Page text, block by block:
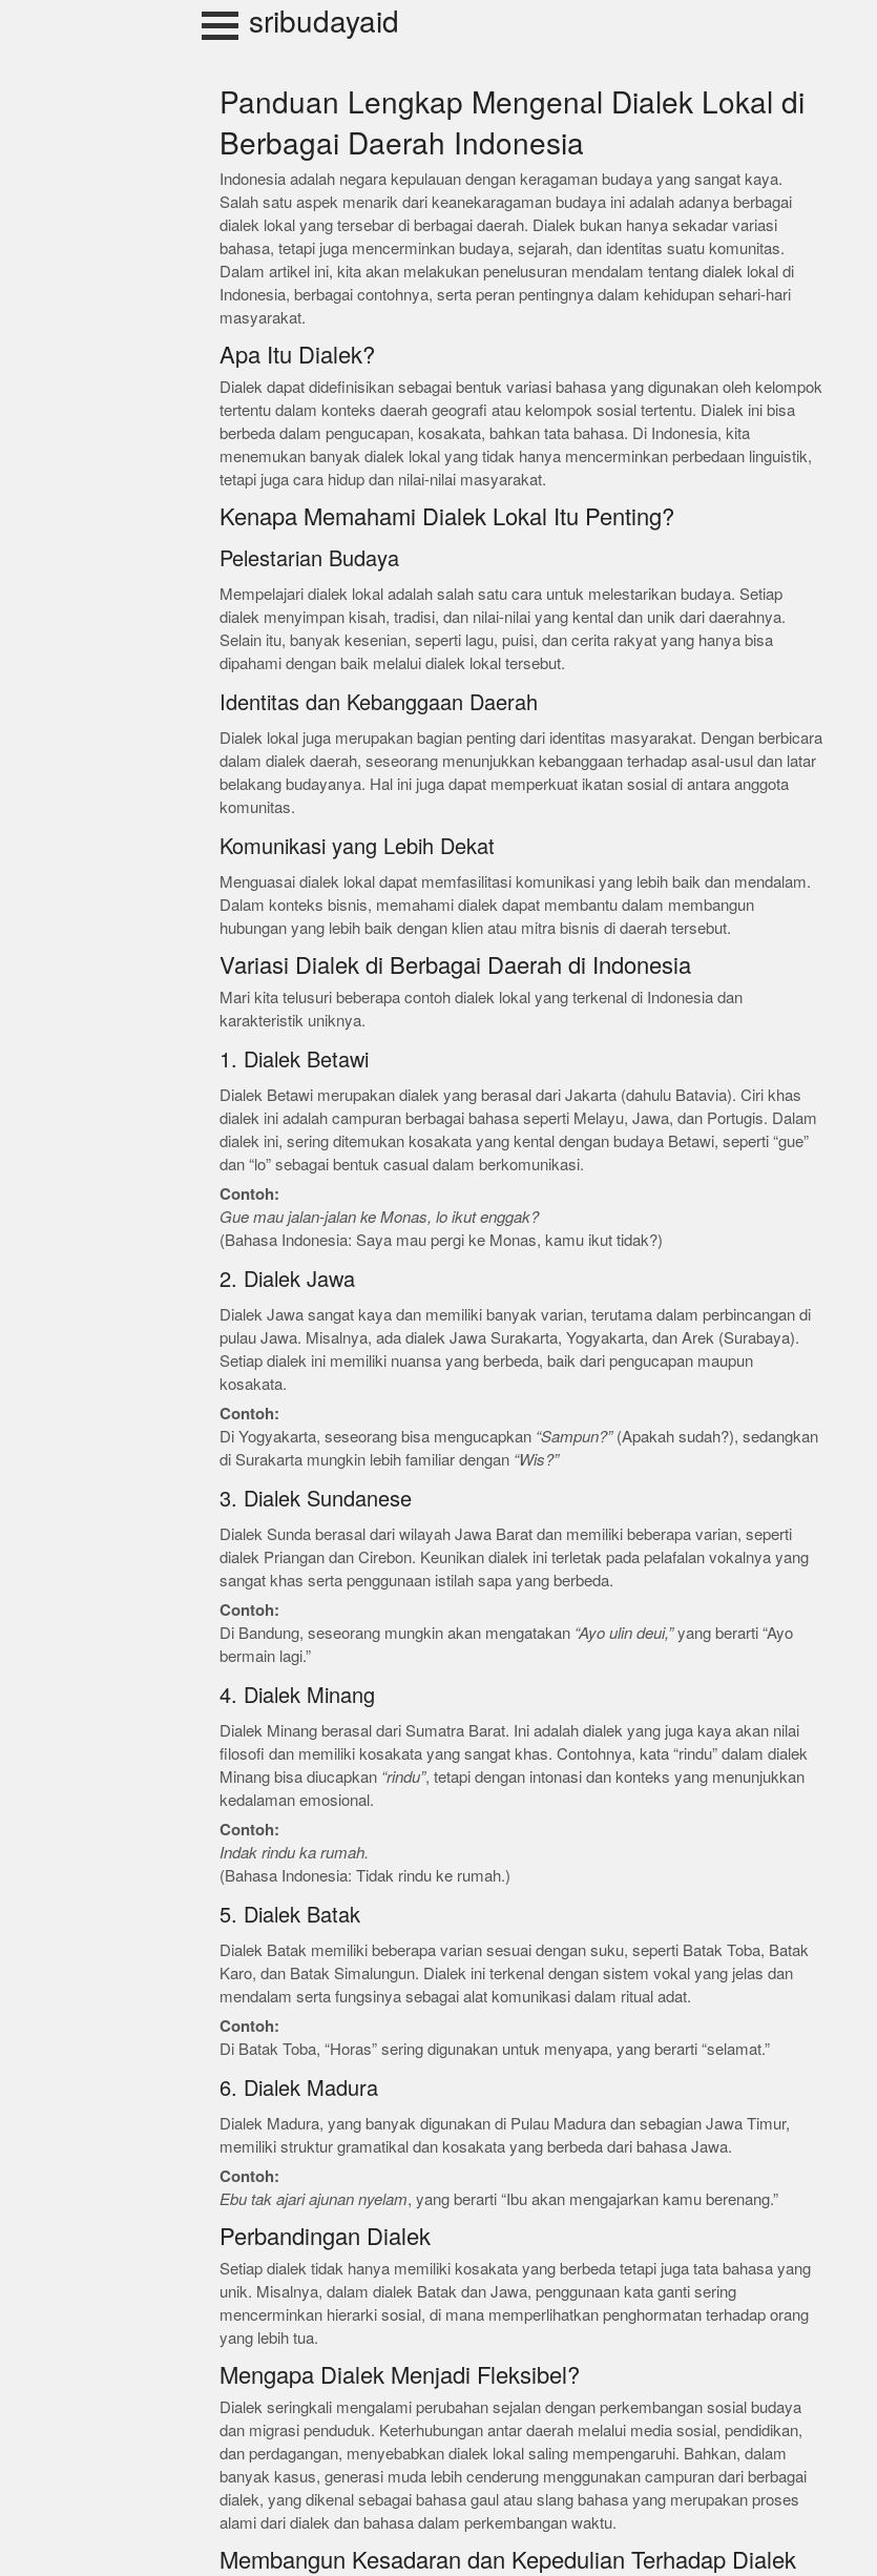
sribudayaid
Panduan Lengkap Mengenal Dialek Lokal di
Berbagai Daerah Indonesia
Indonesia adalah negara kepulauan dengan keragaman budaya yang sangat kaya.
Salah satu aspek menarik dari keanekaragaman budaya ini adalah adanya berbagai
dialek lokal yang tersebar di berbagai daerah. Dialek bukan hanya sekadar variasi
bahasa, tetapi juga mencerminkan budaya, sejarah, dan identitas suatu komunitas.
Dalam artikel ini, kita akan melakukan penelusuran mendalam tentang dialek lokal di
Indonesia, berbagai contohnya, serta peran pentingnya dalam kehidupan sehari-hari
masyarakat.
Apa Itu Dialek?
Dialek dapat didefinisikan sebagai bentuk variasi bahasa yang digunakan oleh kelompok
tertentu dalam konteks daerah geografi atau kelompok sosial tertentu. Dialek ini bisa
berbeda dalam pengucapan, kosakata, bahkan tata bahasa. Di Indonesia, kita
menemukan banyak dialek lokal yang tidak hanya mencerminkan perbedaan linguistik,
tetapi juga cara hidup dan nilai-nilai masyarakat.
Kenapa Memahami Dialek Lokal Itu Penting?
Pelestarian Budaya
Mempelajari dialek lokal adalah salah satu cara untuk melestarikan budaya. Setiap
dialek menyimpan kisah, tradisi, dan nilai-nilai yang kental dan unik dari daerahnya.
Selain itu, banyak kesenian, seperti lagu, puisi, dan cerita rakyat yang hanya bisa
dipahami dengan baik melalui dialek lokal tersebut.
Identitas dan Kebanggaan Daerah
Dialek lokal juga merupakan bagian penting dari identitas masyarakat. Dengan berbicara
dalam dialek daerah, seseorang menunjukkan kebanggaan terhadap asal-usul dan latar
belakang budayanya. Hal ini juga dapat memperkuat ikatan sosial di antara anggota
komunitas.
Komunikasi yang Lebih Dekat
Menguasai dialek lokal dapat memfasilitasi komunikasi yang lebih baik dan mendalam.
Dalam konteks bisnis, memahami dialek dapat membantu dalam membangun
hubungan yang lebih baik dengan klien atau mitra bisnis di daerah tersebut.
Variasi Dialek di Berbagai Daerah di Indonesia
Mari kita telusuri beberapa contoh dialek lokal yang terkenal di Indonesia dan
karakteristik uniknya.
1. Dialek Betawi
Dialek Betawi merupakan dialek yang berasal dari Jakarta (dahulu Batavia). Ciri khas
dialek ini adalah campuran berbagai bahasa seperti Melayu, Jawa, dan Portugis. Dalam
dialek ini, sering ditemukan kosakata yang kental dengan budaya Betawi, seperti “gue”
dan “lo” sebagai bentuk casual dalam berkomunikasi.
Contoh:
Gue mau jalan-jalan ke Monas, lo ikut enggak?
(Bahasa Indonesia: Saya mau pergi ke Monas, kamu ikut tidak?)
2. Dialek Jawa
Dialek Jawa sangat kaya dan memiliki banyak varian, terutama dalam perbincangan di
pulau Jawa. Misalnya, ada dialek Jawa Surakarta, Yogyakarta, dan Arek (Surabaya).
Setiap dialek ini memiliki nuansa yang berbeda, baik dari pengucapan maupun
kosakata.
Contoh:
Di Yogyakarta, seseorang bisa mengucapkan “Sampun?”(Apakah sudah?), sedangkan
di Surakarta mungkin lebih familiar dengan “Wis?”
3. Dialek Sundanese
Dialek Sunda berasal dari wilayah Jawa Barat dan memiliki beberapa varian, seperti
dialek Priangan dan Cirebon. Keunikan dialek ini terletak pada pelafalan vokalnya yang
sangat khas serta penggunaan istilah sapa yang berbeda.
Contoh:
Di Bandung, seseorang mungkin akan mengatakan “Ayo ulin deui,”yang berarti “Ayo
bermain lagi.”
4. Dialek Minang
Dialek Minang berasal dari Sumatra Barat. Ini adalah dialek yang juga kaya akan nilai
filosofi dan memiliki kosakata yang sangat khas. Contohnya, kata “rindu” dalam dialek
Minang bisa diucapkan “rindu”, tetapi dengan intonasi dan konteks yang menunjukkan
kedalaman emosional.
Contoh:
Indak rindu ka rumah.
(Bahasa Indonesia: Tidak rindu ke rumah.)
5. Dialek Batak
Dialek Batak memiliki beberapa varian sesuai dengan suku, seperti Batak Toba, Batak
Karo, dan Batak Simalungun. Dialek ini terkenal dengan sistem vokal yang jelas dan
mendalam serta fungsinya sebagai alat komunikasi dalam ritual adat.
Contoh:
Di Batak Toba, “Horas” sering digunakan untuk menyapa, yang berarti “selamat.”
6. Dialek Madura
Dialek Madura, yang banyak digunakan di Pulau Madura dan sebagian Jawa Timur,
memiliki struktur gramatikal dan kosakata yang berbeda dari bahasa Jawa.
Contoh:
Ebu tak ajari ajunan nyelam, yang berarti “Ibu akan mengajarkan kamu berenang.”
Perbandingan Dialek
Setiap dialek tidak hanya memiliki kosakata yang berbeda tetapi juga tata bahasa yang
unik. Misalnya, dalam dialek Batak dan Jawa, penggunaan kata ganti sering
mencerminkan hierarki sosial, di mana memperlihatkan penghormatan terhadap orang
yang lebih tua.
Mengapa Dialek Menjadi Fleksibel?
Dialek seringkali mengalami perubahan sejalan dengan perkembangan sosial budaya
dan migrasi penduduk. Keterhubungan antar daerah melalui media sosial, pendidikan,
dan perdagangan, menyebabkan dialek lokal saling mempengaruhi. Bahkan, dalam
banyak kasus, generasi muda lebih cenderung menggunakan campuran dari berbagai
dialek, yang dikenal sebagai bahasa gaul atau slang bahasa yang merupakan proses
alami dari dialek dan bahasa dalam perkembangan waktu.
Membangun Kesadaran dan Kepedulian Terhadap Dialek